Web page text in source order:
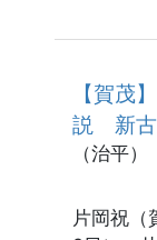
【賀茂
説 新古
（治平）
片岡祝（